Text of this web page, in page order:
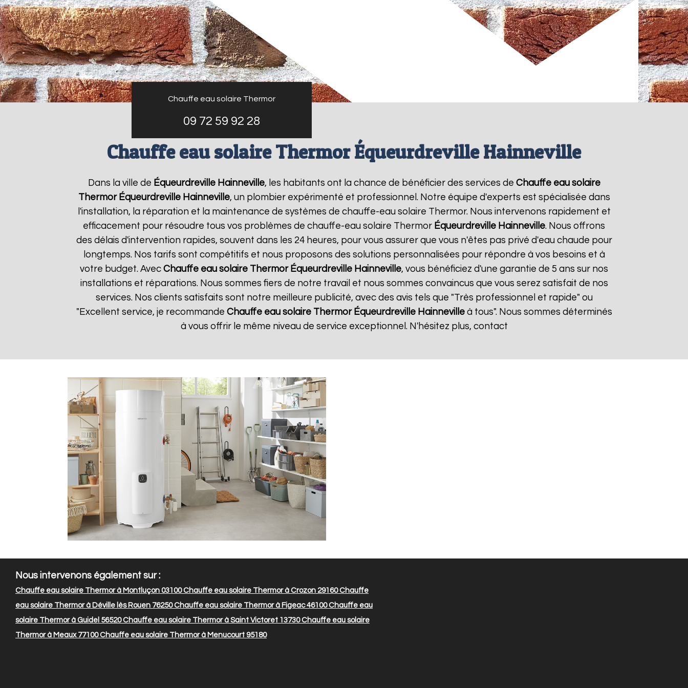
Chauffe eau solaire Thermor
09 72 59 92 28
Chauffe eau solaire Thermor Équeurdreville Hainneville
Dans la ville de Équeurdreville Hainneville, les habitants ont la chance de bénéficier des services de Chauffe eau solaire
Thermor Équeurdreville Hainneville, un plombier expérimenté et professionnel. Notre équipe d'experts est spécialisée dans
l'installation, la réparation et la maintenance de systèmes de chauffe-eau solaire Thermor. Nous intervenons rapidement et
efficacement pour résoudre tous vos problèmes de chauffe-eau solaire Thermor Équeurdreville Hainneville. Nous offrons
des délais d'intervention rapides, souvent dans les 24 heures, pour vous assurer que vous n'êtes pas privé d'eau chaude pour
longtemps. Nos tarifs sont compétitifs et nous proposons des solutions personnalisées pour répondre à vos besoins et à
votre budget. Avec Chauffe eau solaire Thermor Équeurdreville Hainneville, vous bénéficiez d'une garantie de 5 ans sur nos
installations et réparations. Nous sommes fiers de notre travail et nous sommes convaincus que vous serez satisfait de nos
services. Nos clients satisfaits sont notre meilleure publicité, avec des avis tels que "Très professionnel et rapide" ou
"Excellent service, je recommande Chauffe eau solaire Thermor Équeurdreville Hainnevilleà tous". Nous sommes déterminés
à vous offrir le même niveau de service exceptionnel. N'hésitez plus, contact
Nous intervenons également sur :
Chauffe eau solaire Thermor à Montluçon 03100Chauffe eau solaire Thermor à Crozon 29160Chauffe
eau solaire Thermor à Déville lès Rouen 76250Chauffe eau solaire Thermor à Figeac 46100Chauffe eau
solaire Thermor à Guidel 56520Chauffe eau solaire Thermor à Saint Victoret 13730Chauffe eau solaire
Thermor à Meaux 77100Chauffe eau solaire Thermor à Menucourt 95180